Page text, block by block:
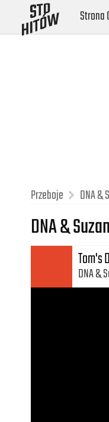
Strona
Przeboje DNA &
DNA &
Tom's
DNA